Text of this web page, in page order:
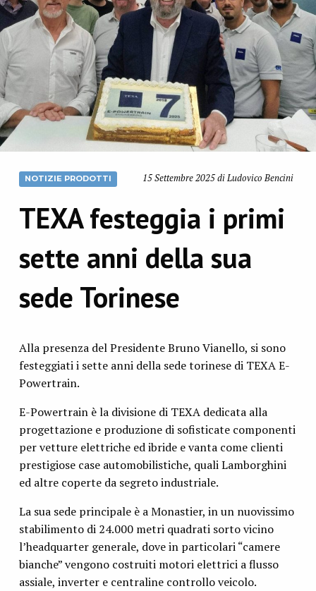
NOTIZIE PRODOTTI 15 Settembre 2025 di Ludovico Bencini
TEXA festeggia i primi
sette anni della sua
sede Torinese
Alla presenza del Presidente Bruno Vianello, si sono
festeggiati i sette anni della sede torinese di TEXA E-
Powertrain.
E-Powertrain è la divisione di TEXA dedicata alla
progettazione e produzione di sofisticate componenti
per vetture elettriche ed ibride e vanta come clienti
prestigiose case automobilistiche, quali Lamborghini
ed altre coperte da segreto industriale.
La sua sede principale è a Monastier, in un nuovissimo
stabilimento di 24.000 metri quadrati sorto vicino
l’headquarter generale, dove in particolari “camere
bianche” vengono costruiti motori elettrici a flusso
assiale, inverter e centraline controllo veicolo.